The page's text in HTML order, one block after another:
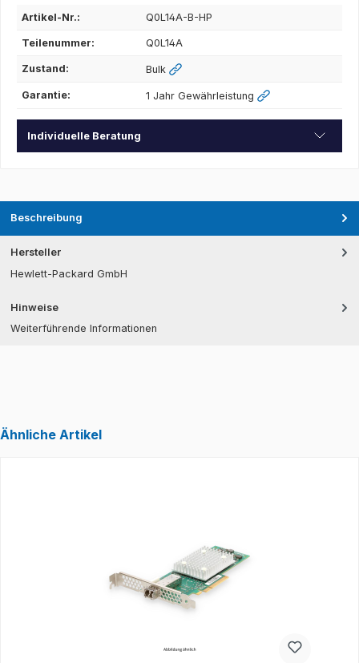
Artikel-Nr.: Q0L14A-B-HP
Teilenummer: Q0L14A
Zustand: Bulk
Garantie: 1 Jahr Gewährleistung
Individuelle Beratung
Beschreibung
Hersteller
Hewlett-Packard GmbH
Hinweise
Weiterführende Informationen
Ähnliche Artikel